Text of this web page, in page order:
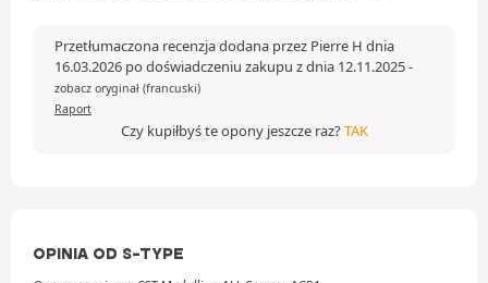
Przetłumaczona recenzja dodana przez Pierre H dnia
16.03.2026 po doświadczeniu zakupu z dnia 12.11.2025-
zobacz oryginał (francuski)
Raport
Czy kupiłbyś te opony jeszcze raz?TAK
OPINIA OD S-TYPE